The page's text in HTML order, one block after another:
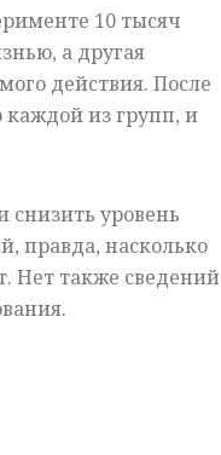
10 тысяч
а другая
действия. После
каждой из групп, и
снизить уровень
правда, насколько
Нет также сведений